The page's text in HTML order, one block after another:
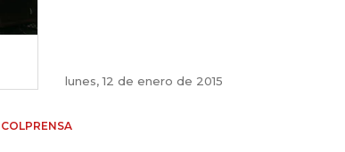
lunes, 12 de enero de 2015
COLPRENSA